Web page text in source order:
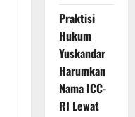
Praktisi
Hukum
Yuskandar
Harumkan
Nama ICC-
RI Lewat